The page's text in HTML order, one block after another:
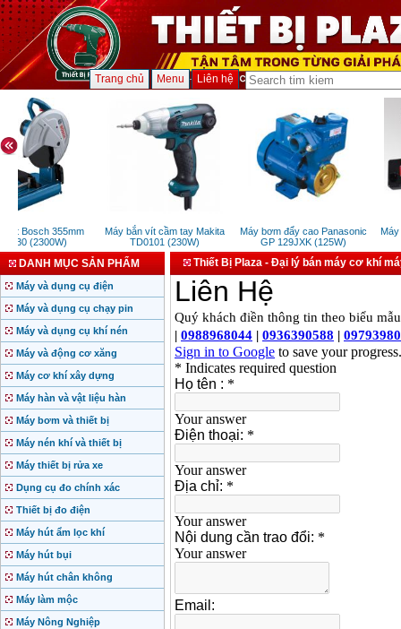
Trang chủ Menu Liên hệ
Bosch 355mm
230 (2300W)
Máy bắn vít cầm tay Makita
TD0101 (230W)
Máy bơm đẩy cao Panasonic
GP 129JXK (125W)
Máy
DANH MỤC SẢN PHẨM
Máy và dụng cụ điện
Máy và dụng cụ chạy pin
Máy và dụng cụ khí nén
Máy và động cơ xăng
Máy cơ khí xây dựng
Máy hàn và vật liệu hàn
Máy bơm và thiết bị
Máy nén khí và thiết bị
Máy thiết bị rửa xe
Dụng cụ đo chính xác
Thiết bị đo điện
Máy hút ẩm lọc khí
Máy hút bụi
Máy hút chân không
Máy làm mộc
Máy Nông Nghiệp
Thiết Bị Plaza - Đại lý bán máy cơ khí